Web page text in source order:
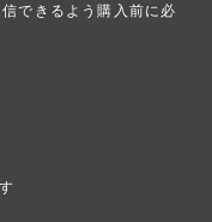
できるよう購入前に必